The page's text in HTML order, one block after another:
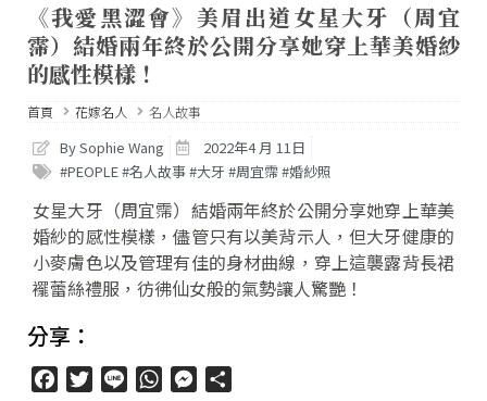
《我愛黑澀會》美眉出道女星大牙（周宜
霈）結婚兩年終於公開分享她穿上華美婚紗
的感性模樣！
首頁 花嫁名人 名人故事
By Sophie Wang
2022年4 月 11日
#PEOPLE #名人故事 #大牙 #周宜霈 #婚紗照
女星大牙（周宜霈）結婚兩年終於公開分享她穿上華美
婚紗的感性模樣，儘管只有以美背示人，但大牙健康的
小麥膚色以及管理有佳的身材曲線，穿上這襲露背長裙
襬蕾絲禮服，彷彿仙女般的氣勢讓人驚艷！
分享：
FacebookTwitter
Line WhatsAppMessenger